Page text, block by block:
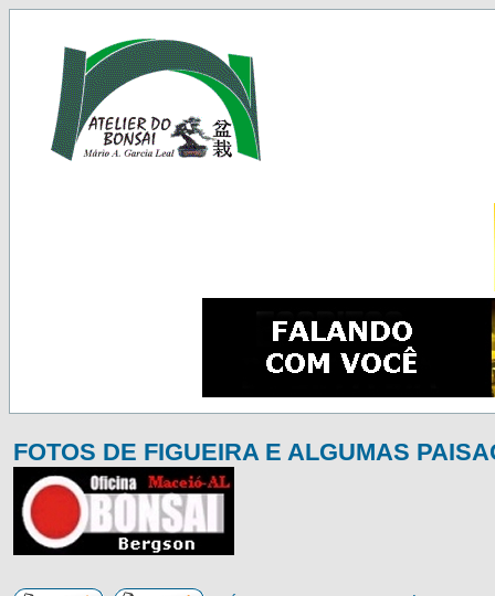
FOTOS DE FIGUEIRA E ALGUMAS